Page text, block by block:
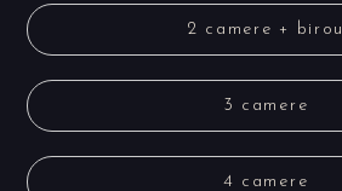
2 camere + birou
3 camere
4 camere